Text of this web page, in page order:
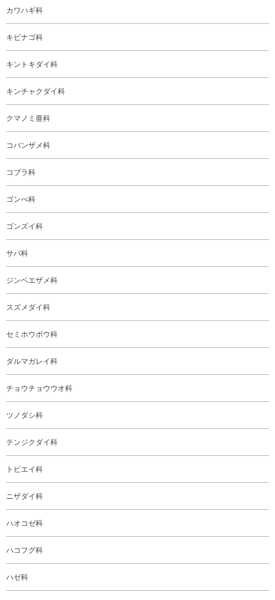
カワハギ科
キビナゴ科
キントキダイ科
キンチャクダイ科
クマノミ亜科
コバンザメ科
コブラ科
ゴンべ科
ゴンズイ科
サバ科
ジンベエザメ科
スズメダイ科
セミホウボウ科
ダルマガレイ科
チョウチョウウオ科
ツノダシ科
テンジクダイ科
トビエイ科
ニザダイ科
ハオコゼ科
ハコフグ科
ハゼ科